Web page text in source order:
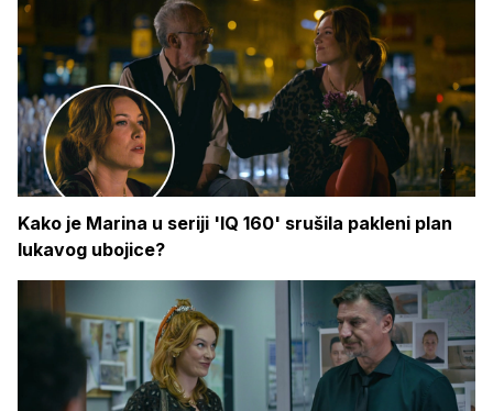
Kako je Marina u seriji 'IQ 160' srušila pakleni plan
lukavog ubojice?